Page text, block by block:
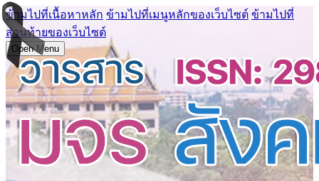
ข้ามไปที่เนื้อหาหลัก ข้ามไปที่เมนูหลักของเว็บไซต์ ข้ามไปที่
ส่วนท้ายของเว็บไซต์
Open Menu